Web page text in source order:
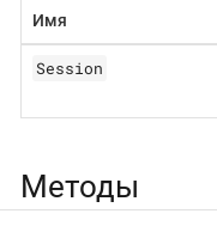
Имя
Session
Методы